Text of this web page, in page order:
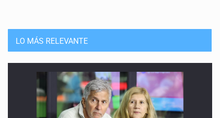
13 de Abril de 2026
Las binarias de Struve
El cielo de Atenguillo
17 de Marzo de 2026
LO MÁS RELEVANTE